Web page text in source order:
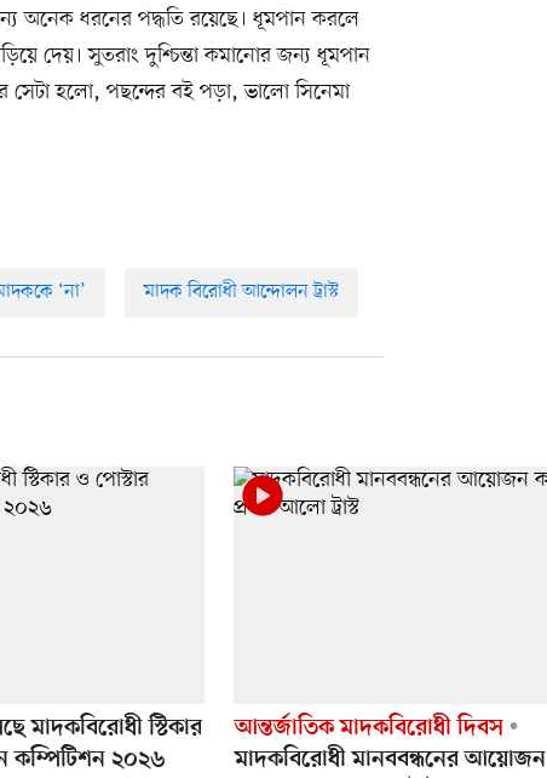
অনেক ধরনের পদ্ধতি রয়েছে। ধূমপান করলে
দেয়। সুতরাং দুশ্চিন্তা কমানোর জন্য ধূমপান
সেটা হলো, পছন্দের বই পড়া, ভালো সিনেমা
‘না’ মাদক বিরোধী আন্দোলন ট্রাস্ট
মাদকবিরোধী স্টিকার
কম্পিটিশন ২০২৬
আন্তর্জাতিক মাদকবিরোধী দিবস
মাদকবিরোধী মানববন্ধনের আয়োজন